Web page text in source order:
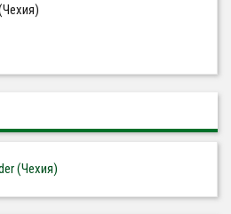
(Чехия)